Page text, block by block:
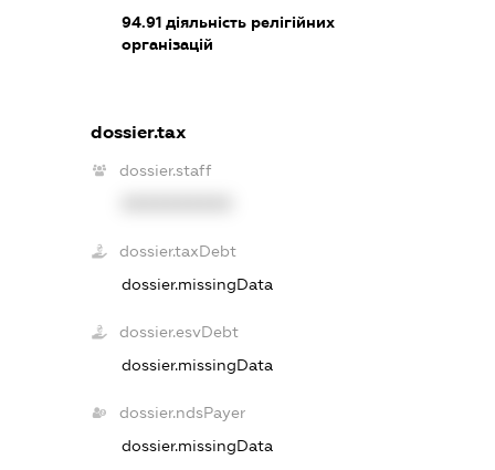
94.91 діяльність релігійних
організацій
dossier.tax
dossier.staff
dossier.taxDebt
dossier.missingData
dossier.esvDebt
dossier.missingData
dossier.ndsPayer
dossier.missingData